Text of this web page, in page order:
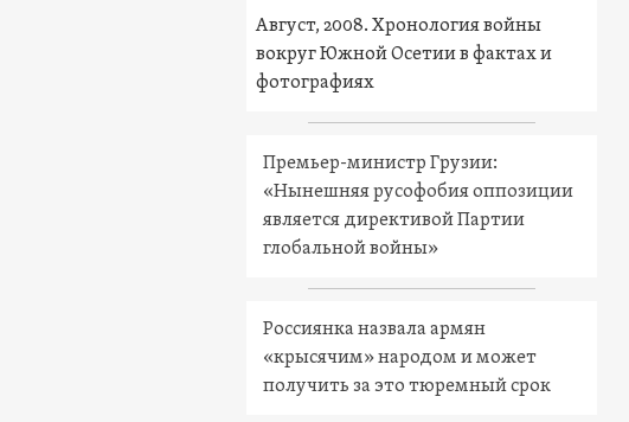
Август, 2008. Хронология войны
вокруг Южной Осетии в фактах и
фотографиях
Премьер-министр Грузии:
«Нынешняя русофобия оппозиции
является директивой Партии
глобальной войны»
Россиянка назвала армян
«крысячим» народом и может
получить за это тюремный срок